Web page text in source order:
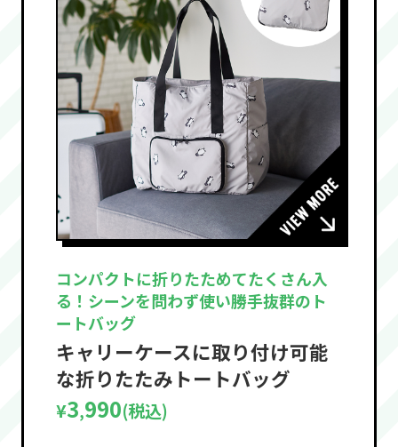
コンパクトに折りたためてたくさん入
る！シーンを問わず使い勝手抜群のト
ートバッグ
キャリーケースに取り付け可能
な折りたたみトートバッグ
¥3,990(税込)